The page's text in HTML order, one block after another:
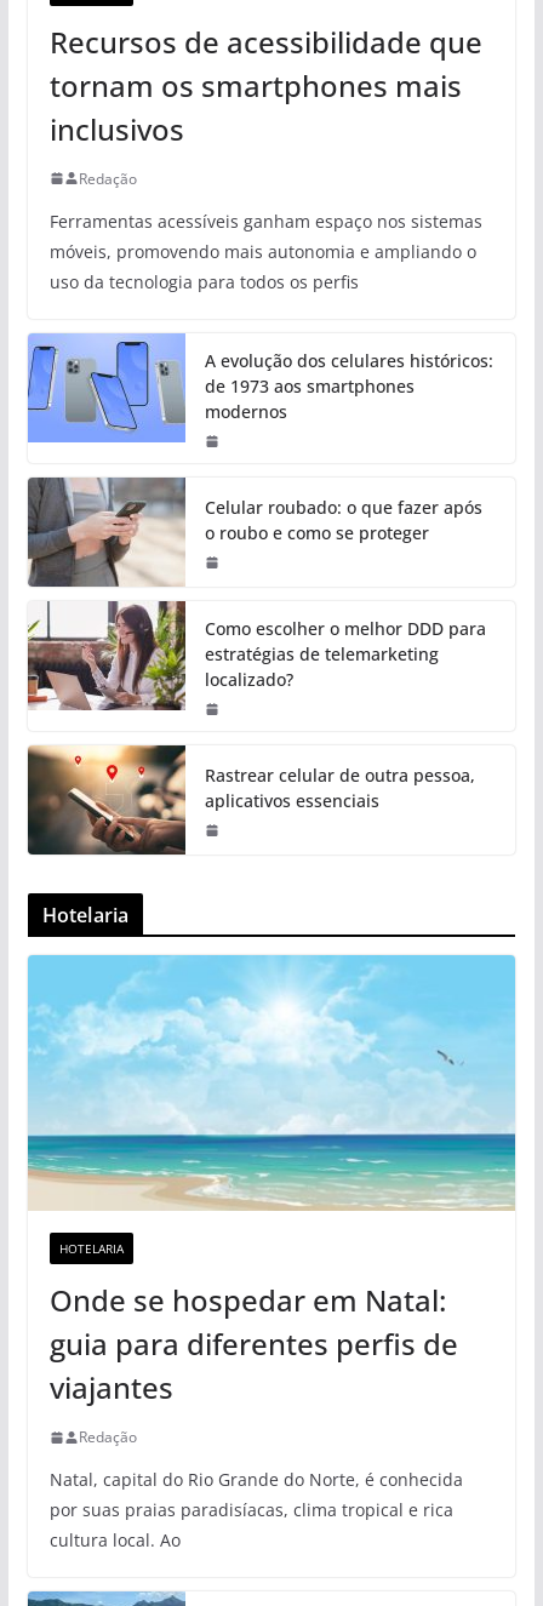
Recursos de acessibilidade que
tornam os smartphones mais
inclusivos
Redação
Ferramentas acessíveis ganham espaço nos sistemas
móveis, promovendo mais autonomia e ampliando o
uso da tecnologia para todos os perfis
A evolução dos celulares históricos:
de 1973 aos smartphones
modernos
Celular roubado: o que fazer após
o roubo e como se proteger
Como escolher o melhor DDD para
estratégias de telemarketing
localizado?
Rastrear celular de outra pessoa,
aplicativos essenciais
Hotelaria
HOTELARIA
Onde se hospedar em Natal:
guia para diferentes perfis de
viajantes
Redação
Natal, capital do Rio Grande do Norte, é conhecida
por suas praias paradisíacas, clima tropical e rica
cultura local. Ao